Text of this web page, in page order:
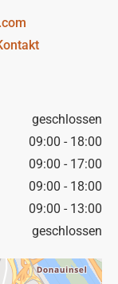
geschlossen
09:00 - 18:00
09:00 - 17:00
09:00 - 18:00
09:00 - 13:00
geschlossen